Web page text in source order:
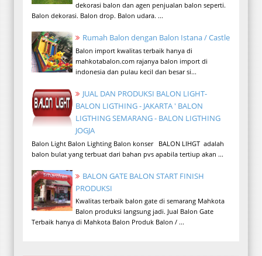
dekorasi balon dan agen penjualan balon seperti.
Balon dekorasi. Balon drop. Balon udara. ...
Rumah Balon dengan Balon Istana / Castle
Balon import kwalitas terbaik hanya di
mahkotabalon.com rajanya balon import di
indonesia dan pulau kecil dan besar si...
JUAL DAN PRODUKSI BALON LIGHT-
BALON LIGTHING - JAKARTA ' BALON
LIGTHING SEMARANG - BALON LIGTHING
JOGJA
Balon Light Balon Lighting Balon konser BALON LIHGT adalah
balon bulat yang terbuat dari bahan pvs apabila tertiup akan ...
BALON GATE BALON START FINISH
PRODUKSI
Kwalitas terbaik balon gate di semarang Mahkota
Balon produksi langsung jadi. Jual Balon Gate
Terbaik hanya di Mahkota Balon Produk Balon / ...